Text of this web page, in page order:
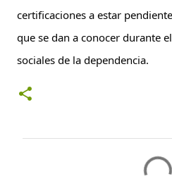
certificaciones a estar
que se dan a conocer durante
sociales de la dependencia.